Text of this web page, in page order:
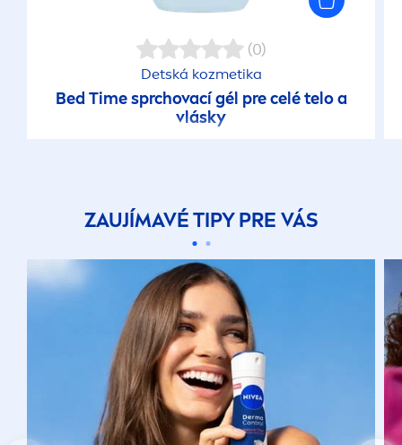
(0)
Detská kozmetika
Bed Time sprchovací gél pre celé telo a
vlásky
ZAUJÍMAVÉ TIPY PRE VÁS